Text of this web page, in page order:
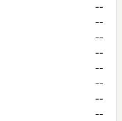
--
--
--
--
--
--
--
--